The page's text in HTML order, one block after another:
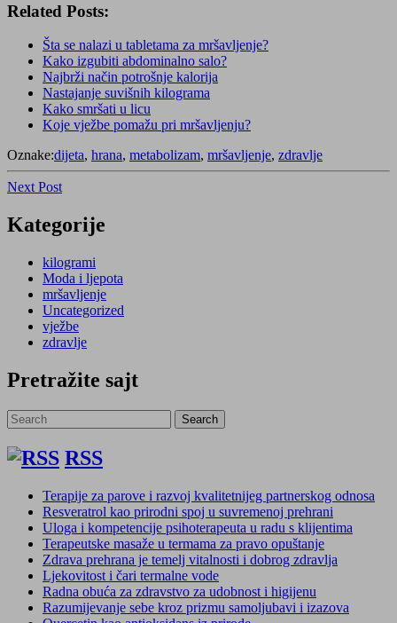
Related Posts:
Šta se nalazi u tabletama za mršavljenje?
Kako izgubiti abdominalno salo?
Najbrži način potrošnje kalorija
Nastajanje suvišnih kilograma
Kako smršati u licu
Koje vježbe pomažu pri mršavljenju?
Oznake:dijeta, hrana, metabolizam, mršavljenje, zdravlje
Navigacija
objava
Next
Next Post
Kategorije
kilogrami
Moda i ljepota
mršavljenje
Uncategorized
vježbe
zdravlje
Pretražite sajt
Search
for:
Search
RSS
Terapije za parove i razvoj kvalitetnijeg partnerskog odnosa
Resveratrol kao prirodni spoj u suvremenoj prehrani
Uloga i kompetencije psihoterapeuta u radu s klijentima
Terapeutske masaže u termama za pravo opuštanje
Zdrava prehrana je temelj vitalnosti i dobrog zdravlja
Ljekovitost i čari termalne vode
Radna obuća za zdravstvo za udobnost i higijenu
Razumijevanje sebe kroz prizmu samoljubavi i izazova